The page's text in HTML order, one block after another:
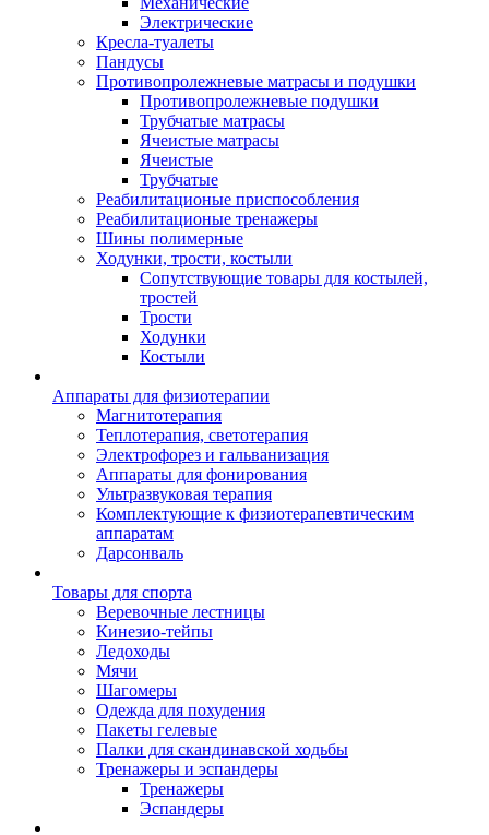
Электрические
Кресла-туалеты
Пандусы
Противопролежневые матрасы и подушки
Противопролежневые подушки
Трубчатые матрасы
Ячеистые матрасы
Ячеистые
Трубчатые
Реабилитационые приспособления
Реабилитационые тренажеры
Шины полимерные
Ходунки, трости, костыли
Сопутствующие товары для костылей,
тростей
Трости
Ходунки
Костыли
Аппараты для физиотерапии
Магнитотерапия
Теплотерапия, светотерапия
Электрофорез и гальванизация
Аппараты для фонирования
Ультразвуковая терапия
Комплектующие к физиотерапевтическим
аппаратам
Дарсонваль
Товары для спорта
Веревочные лестницы
Кинезио-тейпы
Ледоходы
Мячи
Шагомеры
Одежда для похудения
Пакеты гелевые
Палки для скандинавской ходьбы
Тренажеры и эспандеры
Тренажеры
Эспандеры